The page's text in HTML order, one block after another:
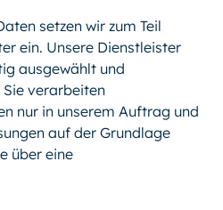
setzen wir zum Teil
ein. Unsere Dienstleister
ausgewählt und
verarbeiten
nur in unserem Auftrag und
auf der Grundlage
über eine